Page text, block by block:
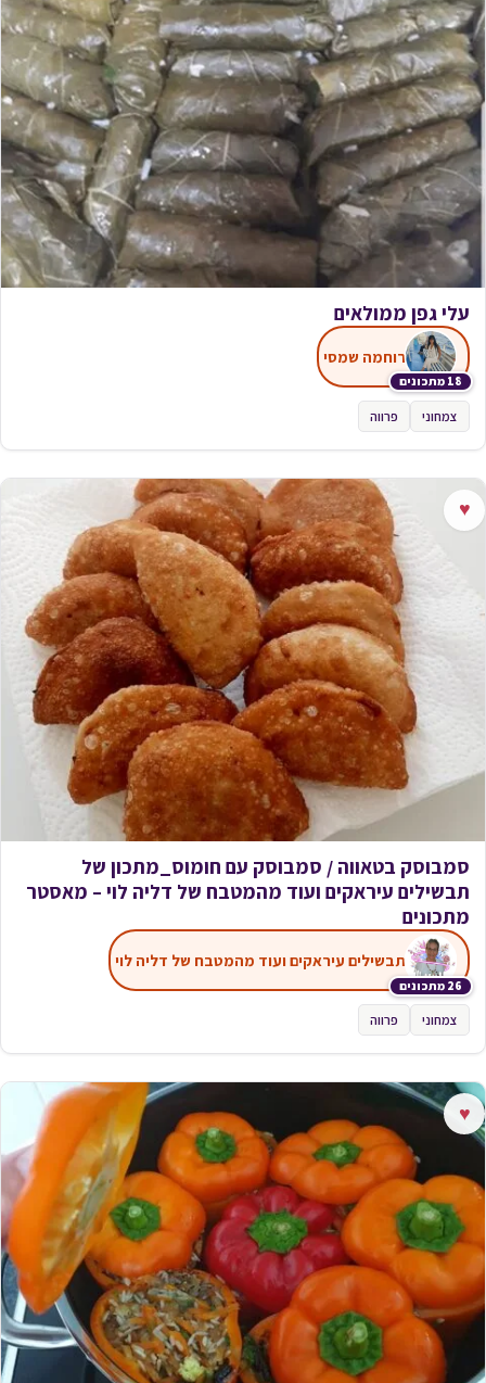
עלי גפן ממולאים
18 מתכונים
רוחמה שמסי
צמחוני פרווה
♥
סמבוסק בטאווה / סמבוסק עם חומוס_מתכון של
תבשילים עיראקים ועוד מהמטבח של דליה לוי – מאסטר
מתכונים
26 מתכונים
תבשילים עיראקים ועוד מהמטבח של דליה לוי
צמחוני פרווה
♥